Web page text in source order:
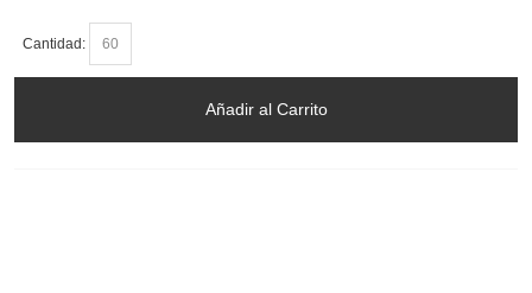
Cantidad:
Añadir al Carrito